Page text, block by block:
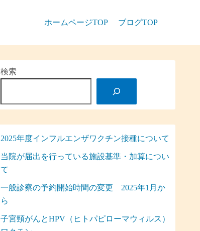
ホームページTOP ブログTOP
検索
2025年度インフルエンザワクチン接種について
当院が届出を行っている施設基準・加算につい
て
一般診察の予約開始時間の変更 2025年1月か
ら
子宮頸がんとHPV（ヒトパピローマウィルス）